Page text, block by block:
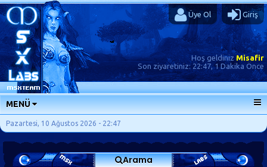
Üye Ol Giriş
Hoş geldinizMisafir
Son ziyaretiniz: 22:47, 1 Dakika Önce
MENÜ
ANA SAYFA
FORUMLAR
SORU-CEVAP
Pazartesi, 10 Ağustos 2026 - 22:47
Arama